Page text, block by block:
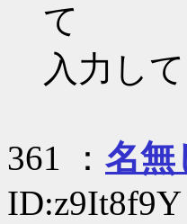
て
入力し
361 ： 名
ID:z9It8f9Y